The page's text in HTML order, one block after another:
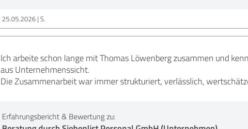
25.05.2026 S.
Ich arbeite schon lange mit Thomas Löwenberg zusammen und
aus Unternehmenssicht.
Die Zusammenarbeit war immer strukturiert, verlässlich,
Erfahrungsbericht & Bewertung zu: